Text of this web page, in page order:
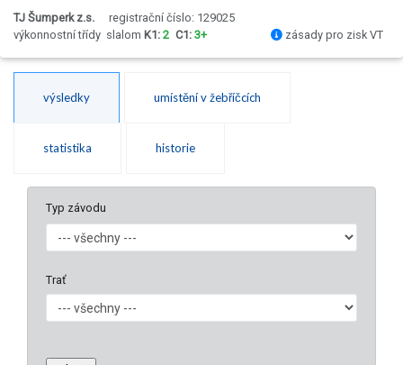
TJ Šumperk z.s.
registrační číslo: 129025
výkonnostní třídy slalom K1: 2 C1: 3+ zásady pro zisk VT
výsledky umístění v žebříčcích
statistika historie
Typ závodu
Trať